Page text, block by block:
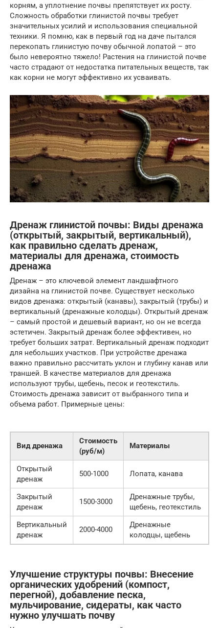
корням, а уплотнение почвы препятствует их росту.
Сложность обработки глинистой почвы требует
значительных усилий и использования специальной
техники. Я помню, как в первый год на даче пытался
перекопать глинистую почву обычной лопатой – это
было невероятно тяжело! Растения на глинистой почве
часто страдают от недостатка питательных веществ, так
как корни не могут эффективно их усваивать.
Дренаж глинистой почвы: Виды дренажа
(открытый, закрытый, вертикальный),
как правильно сделать дренаж,
материалы для дренажа, стоимость
дренажа
Дренаж – это ключевой элемент ландшафтного
дизайна на глинистой почве. Существует несколько
видов дренажа: открытый (канавы), закрытый (трубы) и
вертикальный (дренажные колодцы). Открытый дренаж
– самый простой и дешевый вариант, но он не всегда
эстетичен. Закрытый дренаж более эффективен, но
требует больших затрат. Вертикальный дренаж подходит
для небольших участков. При устройстве дренажа
важно правильно рассчитать уклон и глубину канав или
траншей. В качестве материалов для дренажа
используют трубы, щебень, песок и геотекстиль.
Стоимость дренажа зависит от выбранного типа и
объема работ. Примерные цены:
Вид дренажа
Стоимость
(руб/м)
Материалы
Открытый
дренаж
500-1000 Лопата, канава
Закрытый
дренаж
1500-3000
Дренажные трубы,
щебень, геотекстиль
Вертикальный
дренаж
2000-4000
Дренажные
колодцы, щебень
Улучшение структуры почвы: Внесение
органических удобрений (компост,
перегной), добавление песка,
мульчирование, сидераты, как часто
нужно улучшать почву